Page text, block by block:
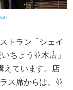
トラン「シェイ
ちょう並木店」
えています。店
ス席からは、並